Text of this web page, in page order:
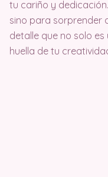
tu cariño y
sino para sorprender
detalle que no solo es
huella de tu